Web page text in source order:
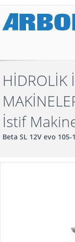
HİDROLİK
İstif
Beta SL 12V evo